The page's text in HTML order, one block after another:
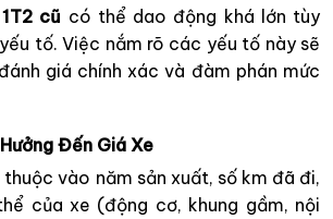
cũ có thể dao động khá lớn tùy
tố. Việc nắm rõ các yếu tố này sẽ
giá chính xác và đàm phán mức
Đến Giá Xe
vào năm sản xuất, số km đã đi,
của xe (động cơ, khung gầm, nội